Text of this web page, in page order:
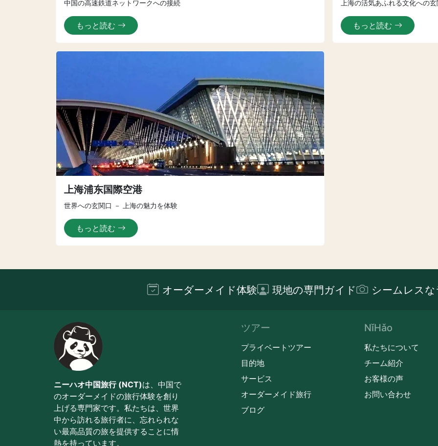
中国の高速鉄道ネットワークへの接続
もっと読む
上海の活気あふれる文化への
もっと読む
上海浦东国際空港
世界への玄関口 － 上海の魅力を体験
もっと読む
オーダーメイド体験 現地の専門ガイド シームレス
ニーハオ中国旅行 (NCT)は、中国で
のオーダーメイドの旅行体験を創り
上げる専門家です。私たちは、世界
中から訪れる旅行者に、忘れられな
い最高品質の旅を提供することに情
熱を持っています。
ツアー
プライベートツアー
目的地
サービス
オーダーメイド旅行
ブログ
NǐHǎo
私たちについて
チーム紹介
お客様の声
お問い合わせ